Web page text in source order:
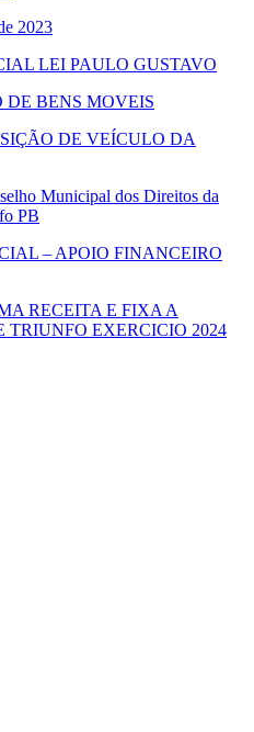
2023
LEI PAULO GUSTAVO
DE BENS MOVEIS
DE VEÍCULO DA
Municipal dos Direitos da
PB
– APOIO FINANCEIRO
RECEITA E FIXA A
TRIUNFO EXERCICIO 2024